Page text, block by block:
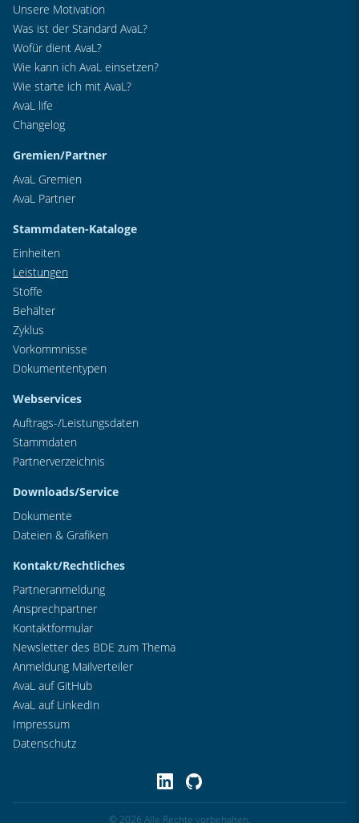
Unsere Motivation
Was ist der Standard AvaL?
Wofür dient AvaL?
Wie kann ich AvaL einsetzen?
Wie starte ich mit AvaL?
AvaL life
Changelog
Gremien/Partner
AvaL Gremien
AvaL Partner
Stammdaten-Kataloge
Einheiten
Leistungen
Stoffe
Behälter
Zyklus
Vorkommnisse
Dokumententypen
Webservices
Auftrags-/Leistungsdaten
Stammdaten
Partnerverzeichnis
Downloads/Service
Dokumente
Dateien & Grafiken
Kontakt/Rechtliches
Partneranmeldung
Ansprechpartner
Kontaktformular
Newsletter des BDE zum Thema
Anmeldung Mailverteiler
AvaL auf GitHub
AvaL auf LinkedIn
Impressum
Datenschutz
© 2026 Alle Rechte vorbehalten.